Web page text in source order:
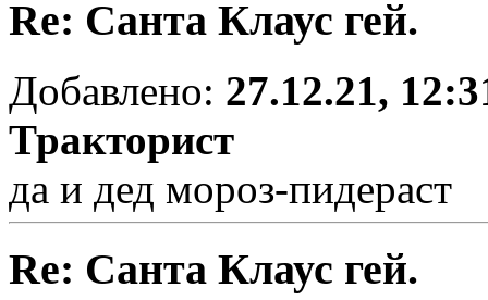
Re: Санта Клаус гей.
Добавлено: 27.12.21,
Тракторист
да и дед мороз-пидераст
Re: Санта Клаус гей.